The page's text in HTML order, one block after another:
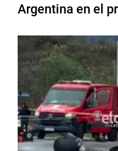
Argentina en el